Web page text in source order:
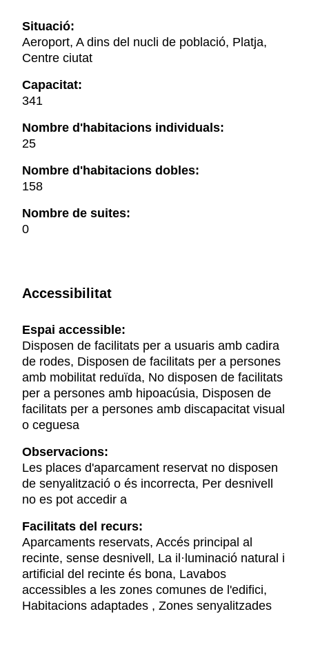
Situació:
Aeroport, A dins del nucli de població, Platja,
Centre ciutat
Capacitat:
341
Nombre d'habitacions individuals:
25
Nombre d'habitacions dobles:
158
Nombre de suites:
0
Accessibilitat
Espai accessible:
Disposen de facilitats per a usuaris amb cadira
de rodes, Disposen de facilitats per a persones
amb mobilitat reduïda, No disposen de facilitats
per a persones amb hipoacúsia, Disposen de
facilitats per a persones amb discapacitat visual
o ceguesa
Observacions:
Les places d'aparcament reservat no disposen
de senyalització o és incorrecta, Per desnivell
no es pot accedir a
Facilitats del recurs:
Aparcaments reservats, Accés principal al
recinte, sense desnivell, La il·luminació natural i
artificial del recinte és bona, Lavabos
accessibles a les zones comunes de l'edifici,
Habitacions adaptades , Zones senyalitzades